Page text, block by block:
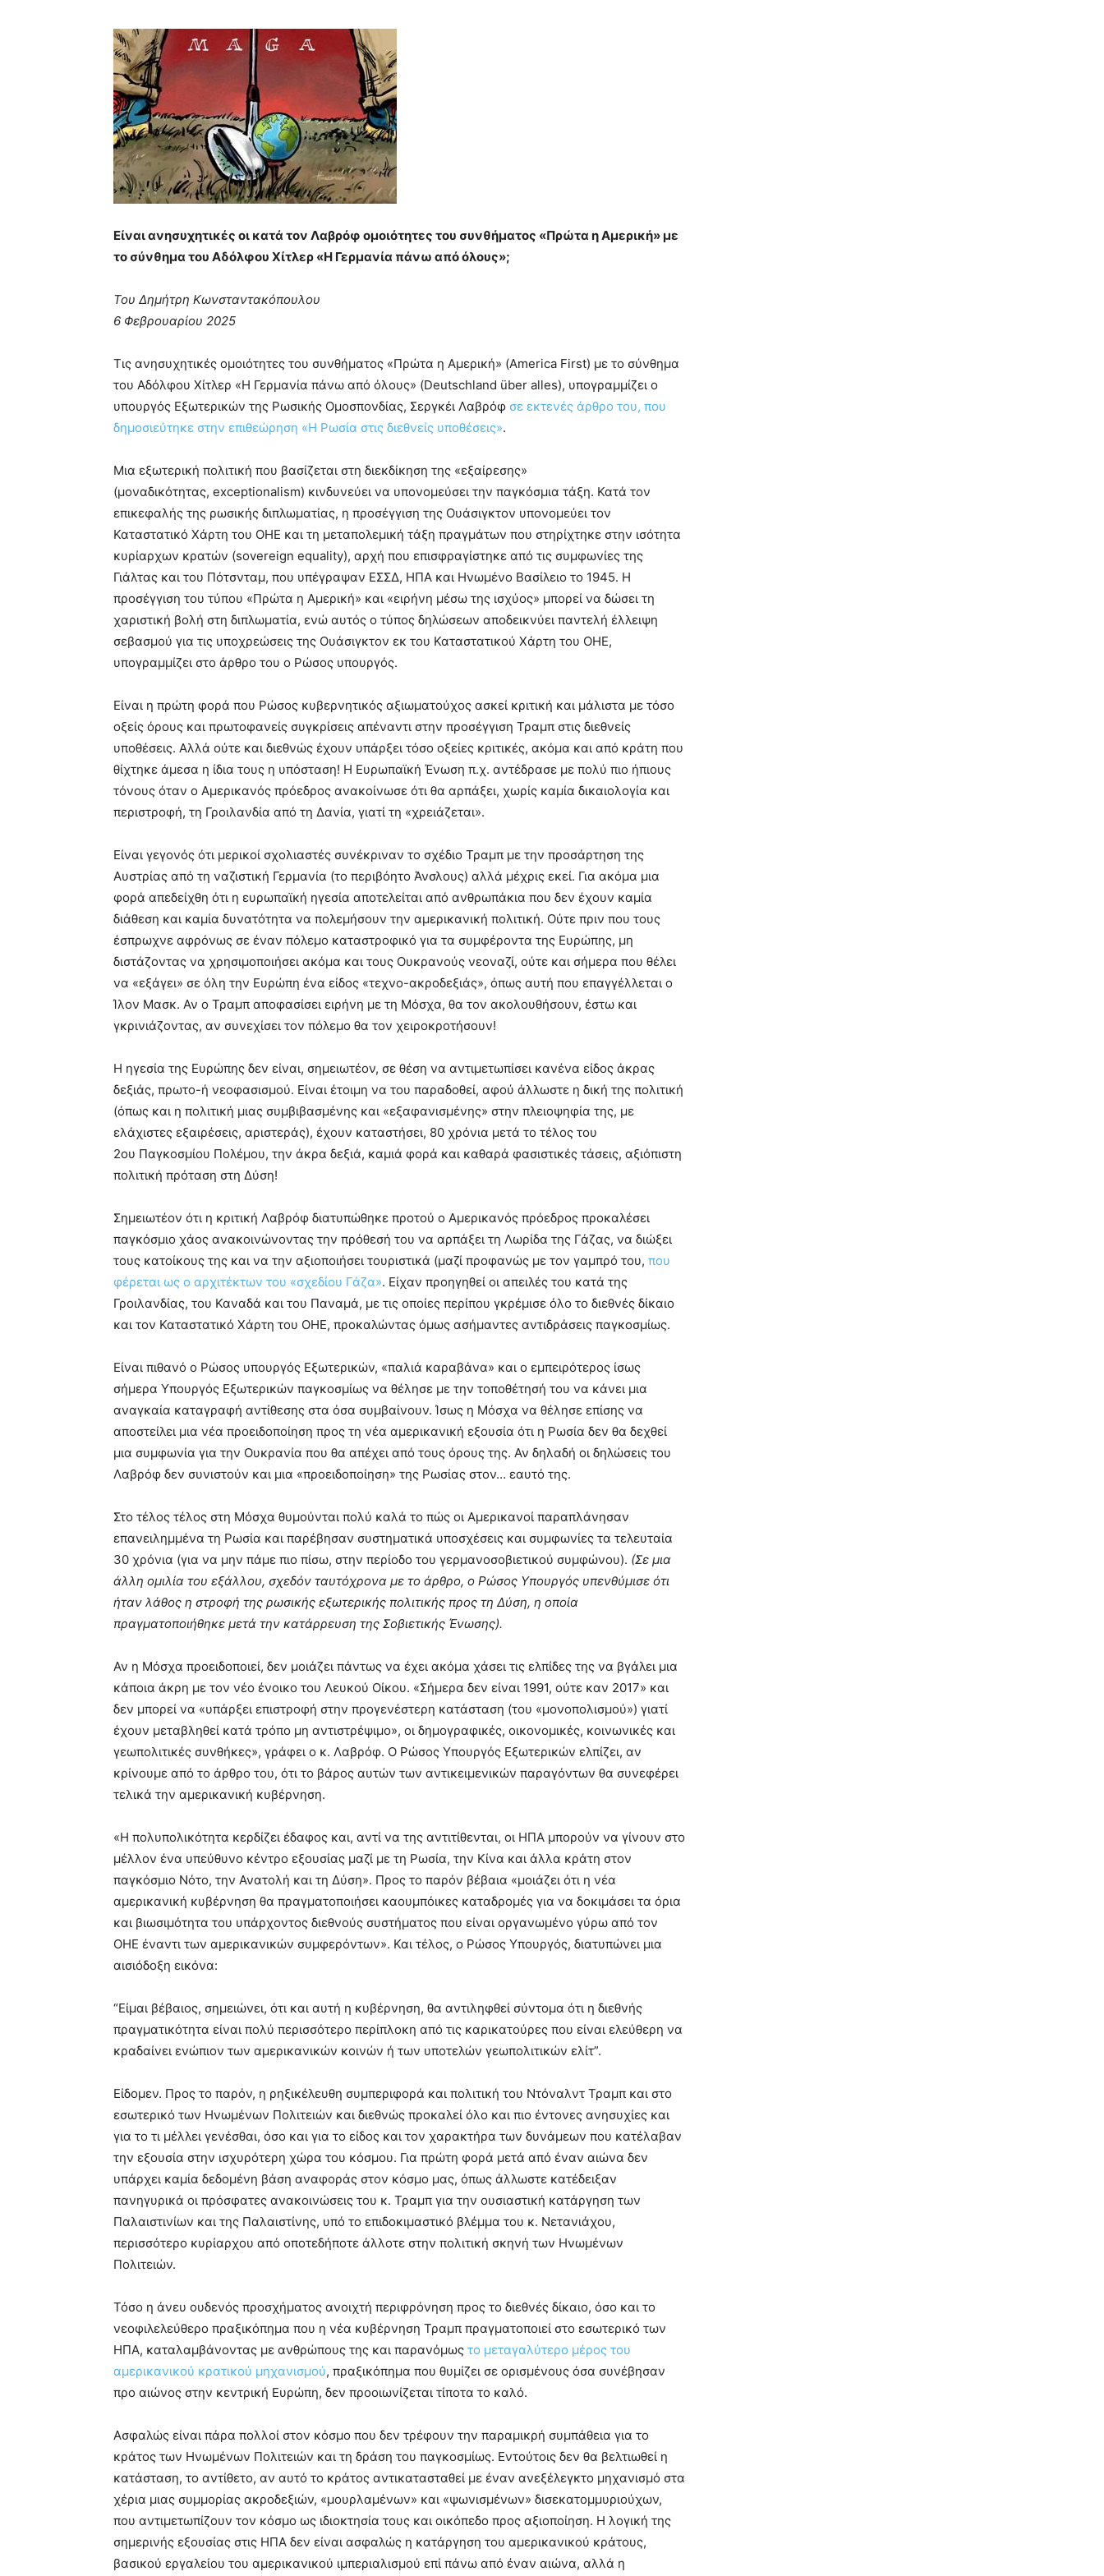
Είναι ανησυχητικές οι κατά τον Λαβρόφ ομοιότητες του συνθήματος «Πρώτα η Αμερική» με
το σύνθημα του Αδόλφου Χίτλερ «Η Γερμανία πάνω από όλους»;
Του Δημήτρη Κωνσταντακόπουλου
6 Φεβρουαρίου 2025
Τις ανησυχητικές ομοιότητες του συνθήματος «Πρώτα η Αμερική» (America First) με το σύνθημα
του Αδόλφου Χίτλερ «Η Γερμανία πάνω από όλους» (Deutschland über alles), υπογραμμίζει ο
υπουργός Εξωτερικών της Ρωσικής Ομοσπονδίας, Σεργκέι Λαβρόφ σε εκτενές άρθρο του, που
δημοσιεύτηκε στην επιθεώρηση «Η Ρωσία στις διεθνείς υποθέσεις».
Μια εξωτερική πολιτική που βασίζεται στη διεκδίκηση της «εξαίρεσης»
(μοναδικότητας, exceptionalism) κινδυνεύει να υπονομεύσει την παγκόσμια τάξη. Κατά τον
επικεφαλής της ρωσικής διπλωματίας, η προσέγγιση της Ουάσιγκτον υπονομεύει τον
Καταστατικό Χάρτη του ΟΗΕ και τη μεταπολεμική τάξη πραγμάτων που στηρίχτηκε στην ισότητα
κυρίαρχων κρατών (sovereign equality), αρχή που επισφραγίστηκε από τις συμφωνίες της
Γιάλτας και του Πότσνταμ, που υπέγραψαν ΕΣΣΔ, ΗΠΑ και Ηνωμένο Βασίλειο το 1945. Η
προσέγγιση του τύπου «Πρώτα η Αμερική» και «ειρήνη μέσω της ισχύος» μπορεί να δώσει τη
χαριστική βολή στη διπλωματία, ενώ αυτός ο τύπος δηλώσεων αποδεικνύει παντελή έλλειψη
σεβασμού για τις υποχρεώσεις της Ουάσιγκτον εκ του Καταστατικού Χάρτη του ΟΗΕ,
υπογραμμίζει στο άρθρο του ο Ρώσος υπουργός.
Είναι η πρώτη φορά που Ρώσος κυβερνητικός αξιωματούχος ασκεί κριτική και μάλιστα με τόσο
οξείς όρους και πρωτοφανείς συγκρίσεις απέναντι στην προσέγγιση Τραμπ στις διεθνείς
υποθέσεις. Αλλά ούτε και διεθνώς έχουν υπάρξει τόσο οξείες κριτικές, ακόμα και από κράτη που
θίχτηκε άμεσα η ίδια τους η υπόσταση! Η Ευρωπαϊκή Ένωση π.χ. αντέδρασε με πολύ πιο ήπιους
τόνους όταν ο Αμερικανός πρόεδρος ανακοίνωσε ότι θα αρπάξει, χωρίς καμία δικαιολογία και
περιστροφή, τη Γροιλανδία από τη Δανία, γιατί τη «χρειάζεται».
Είναι γεγονός ότι μερικοί σχολιαστές συνέκριναν το σχέδιο Τραμπ με την προσάρτηση της
Αυστρίας από τη ναζιστική Γερμανία (το περιβόητο Άνσλους) αλλά μέχρις εκεί. Για ακόμα μια
φορά απεδείχθη ότι η ευρωπαϊκή ηγεσία αποτελείται από ανθρωπάκια που δεν έχουν καμία
διάθεση και καμία δυνατότητα να πολεμήσουν την αμερικανική πολιτική. Ούτε πριν που τους
έσπρωχνε αφρόνως σε έναν πόλεμο καταστροφικό για τα συμφέροντα της Ευρώπης, μη
διστάζοντας να χρησιμοποιήσει ακόμα και τους Ουκρανούς νεοναζί, ούτε και σήμερα που θέλει
να «εξάγει» σε όλη την Ευρώπη ένα είδος «τεχνο-ακροδεξιάς», όπως αυτή που επαγγέλλεται ο
Ίλον Μασκ. Αν ο Τραμπ αποφασίσει ειρήνη με τη Μόσχα, θα τον ακολουθήσουν, έστω και
γκρινιάζοντας, αν συνεχίσει τον πόλεμο θα τον χειροκροτήσουν!
Η ηγεσία της Ευρώπης δεν είναι, σημειωτέον, σε θέση να αντιμετωπίσει κανένα είδος άκρας
δεξιάς, πρωτο-ή νεοφασισμού. Είναι έτοιμη να του παραδοθεί, αφού άλλωστε η δική της πολιτική
(όπως και η πολιτική μιας συμβιβασμένης και «εξαφανισμένης» στην πλειοψηφία της, με
ελάχιστες εξαιρέσεις, αριστεράς), έχουν καταστήσει, 80 χρόνια μετά το τέλος του
2ου Παγκοσμίου Πολέμου, την άκρα δεξιά, καμιά φορά και καθαρά φασιστικές τάσεις, αξιόπιστη
πολιτική πρόταση στη Δύση!
Σημειωτέον ότι η κριτική Λαβρόφ διατυπώθηκε προτού ο Αμερικανός πρόεδρος προκαλέσει
παγκόσμιο χάος ανακοινώνοντας την πρόθεσή του να αρπάξει τη Λωρίδα της Γάζας, να διώξει
τους κατοίκους της και να την αξιοποιήσει τουριστικά (μαζί προφανώς με τον γαμπρό του, που
φέρεται ως ο αρχιτέκτων του «σχεδίου Γάζα». Είχαν προηγηθεί οι απειλές του κατά της
Γροιλανδίας, του Καναδά και του Παναμά, με τις οποίες περίπου γκρέμισε όλο το διεθνές δίκαιο
και τον Καταστατικό Χάρτη του ΟΗΕ, προκαλώντας όμως ασήμαντες αντιδράσεις παγκοσμίως.
Είναι πιθανό ο Ρώσος υπουργός Εξωτερικών, «παλιά καραβάνα» και ο εμπειρότερος ίσως
σήμερα Υπουργός Εξωτερικών παγκοσμίως να θέλησε με την τοποθέτησή του να κάνει μια
αναγκαία καταγραφή αντίθεσης στα όσα συμβαίνουν. Ίσως η Μόσχα να θέλησε επίσης να
αποστείλει μια νέα προειδοποίηση προς τη νέα αμερικανική εξουσία ότι η Ρωσία δεν θα δεχθεί
μια συμφωνία για την Ουκρανία που θα απέχει από τους όρους της. Αν δηλαδή οι δηλώσεις του
Λαβρόφ δεν συνιστούν και μια «προειδοποίηση» της Ρωσίας στον… εαυτό της.
Στο τέλος τέλος στη Μόσχα θυμούνται πολύ καλά το πώς οι Αμερικανοί παραπλάνησαν
επανειλημμένα τη Ρωσία και παρέβησαν συστηματικά υποσχέσεις και συμφωνίες τα τελευταία
30 χρόνια (για να μην πάμε πιο πίσω, στην περίοδο του γερμανοσοβιετικού συμφώνου). (Σε μια
άλλη ομιλία του εξάλλου, σχεδόν ταυτόχρονα με το άρθρο, ο Ρώσος Υπουργός υπενθύμισε ότι
ήταν λάθος η στροφή της ρωσικής εξωτερικής πολιτικής προς τη Δύση, η οποία
πραγματοποιήθηκε μετά την κατάρρευση της Σοβιετικής Ένωσης).
Αν η Μόσχα προειδοποιεί, δεν μοιάζει πάντως να έχει ακόμα χάσει τις ελπίδες της να βγάλει μια
κάποια άκρη με τον νέο ένοικο του Λευκού Οίκου. «Σήμερα δεν είναι 1991, ούτε καν 2017» και
δεν μπορεί να «υπάρξει επιστροφή στην προγενέστερη κατάσταση (του «μονοπολισμού») γιατί
έχουν μεταβληθεί κατά τρόπο μη αντιστρέψιμο», οι δημογραφικές, οικονομικές, κοινωνικές και
γεωπολιτικές συνθήκες», γράφει ο κ. Λαβρόφ. Ο Ρώσος Υπουργός Εξωτερικών ελπίζει, αν
κρίνουμε από το άρθρο του, ότι το βάρος αυτών των αντικειμενικών παραγόντων θα συνεφέρει
τελικά την αμερικανική κυβέρνηση.
«Η πολυπολικότητα κερδίζει έδαφος και, αντί να της αντιτίθενται, οι ΗΠΑ μπορούν να γίνουν στο
μέλλον ένα υπεύθυνο κέντρο εξουσίας μαζί με τη Ρωσία, την Κίνα και άλλα κράτη στον
παγκόσμιο Νότο, την Ανατολή και τη Δύση». Προς το παρόν βέβαια «μοιάζει ότι η νέα
αμερικανική κυβέρνηση θα πραγματοποιήσει καουμπόικες καταδρομές για να δοκιμάσει τα όρια
και βιωσιμότητα του υπάρχοντος διεθνούς συστήματος που είναι οργανωμένο γύρω από τον
ΟΗΕ έναντι των αμερικανικών συμφερόντων». Και τέλος, ο Ρώσος Υπουργός, διατυπώνει μια
αισιόδοξη εικόνα:
“Είμαι βέβαιος, σημειώνει, ότι και αυτή η κυβέρνηση, θα αντιληφθεί σύντομα ότι η διεθνής
πραγματικότητα είναι πολύ περισσότερο περίπλοκη από τις καρικατούρες που είναι ελεύθερη να
κραδαίνει ενώπιον των αμερικανικών κοινών ή των υποτελών γεωπολιτικών ελίτ”.
Είδομεν. Προς το παρόν, η ρηξικέλευθη συμπεριφορά και πολιτική του Ντόναλντ Τραμπ και στο
εσωτερικό των Ηνωμένων Πολιτειών και διεθνώς προκαλεί όλο και πιο έντονες ανησυχίες και
για το τι μέλλει γενέσθαι, όσο και για το είδος και τον χαρακτήρα των δυνάμεων που κατέλαβαν
την εξουσία στην ισχυρότερη χώρα του κόσμου. Για πρώτη φορά μετά από έναν αιώνα δεν
υπάρχει καμία δεδομένη βάση αναφοράς στον κόσμο μας, όπως άλλωστε κατέδειξαν
πανηγυρικά οι πρόσφατες ανακοινώσεις του κ. Τραμπ για την ουσιαστική κατάργηση των
Παλαιστινίων και της Παλαιστίνης, υπό το επιδοκιμαστικό βλέμμα του κ. Νετανιάχου,
περισσότερο κυρίαρχου από οποτεδήποτε άλλοτε στην πολιτική σκηνή των Ηνωμένων
Πολιτειών.
Τόσο η άνευ ουδενός προσχήματος ανοιχτή περιφρόνηση προς το διεθνές δίκαιο, όσο και το
νεοφιλελεύθερο πραξικόπημα που η νέα κυβέρνηση Τραμπ πραγματοποιεί στο εσωτερικό των
ΗΠΑ, καταλαμβάνοντας με ανθρώπους της και παρανόμως το μεταγαλύτερο μέρος του
αμερικανικού κρατικού μηχανισμού, πραξικόπημα που θυμίζει σε ορισμένους όσα συνέβησαν
προ αιώνος στην κεντρική Ευρώπη, δεν προοιωνίζεται τίποτα το καλό.
Ασφαλώς είναι πάρα πολλοί στον κόσμο που δεν τρέφουν την παραμικρή συμπάθεια για το
κράτος των Ηνωμένων Πολιτειών και τη δράση του παγκοσμίως. Εντούτοις δεν θα βελτιωθεί η
κατάσταση, το αντίθετο, αν αυτό το κράτος αντικατασταθεί με έναν ανεξέλεγκτο μηχανισμό στα
χέρια μιας συμμορίας ακροδεξιών, «μουρλαμένων» και «ψωνισμένων» δισεκατομμυριούχων,
που αντιμετωπίζουν τον κόσμο ως ιδιοκτησία τους και οικόπεδο προς αξιοποίηση. Η λογική της
σημερινής εξουσίας στις ΗΠΑ δεν είναι ασφαλώς η κατάργηση του αμερικανικού κράτους,
βασικού εργαλείου του αμερικανικού ιμπεριαλισμού επί πάνω από έναν αιώνα, αλλά η